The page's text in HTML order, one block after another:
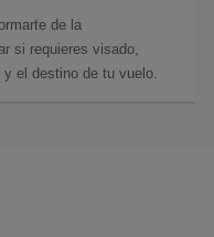
de la
si requieres visado,
el destino de tu vuelo.